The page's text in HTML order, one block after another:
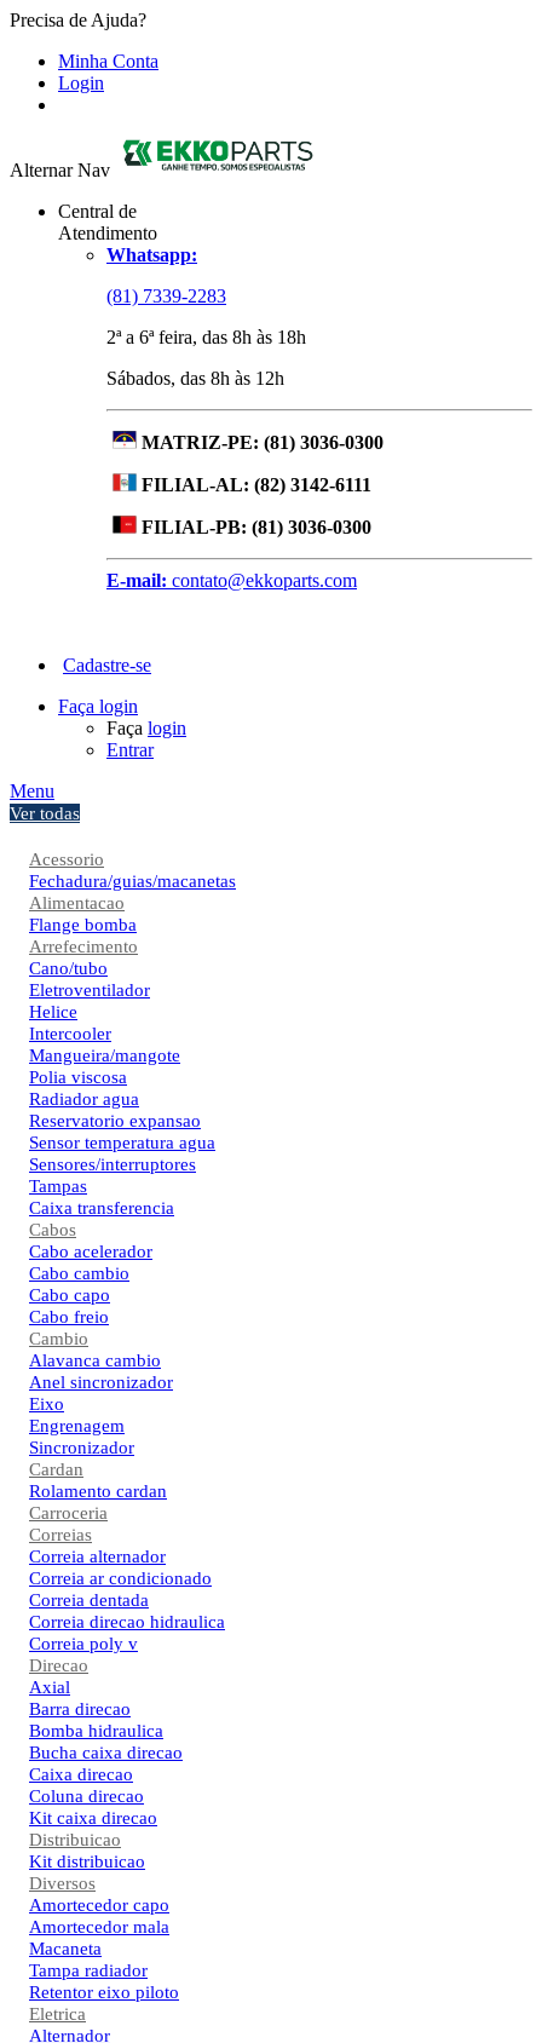
Precisa de Ajuda?
Minha Conta
Login
Alternar Nav
Central de
Atendimento
Whatsapp:
(81) 7339-2283
2ª a 6ª feira, das 8h às 18h
Sábados, das 8h às 12h
MATRIZ-PE: (81) 3036-0300
FILIAL-AL: (82) 3142-6111
FILIAL-PB: (81) 3036-0300
E-mail: contato@ekkoparts.com
Cadastre-se
Faça login
Faça login
Entrar
Menu
Ver todas
Acessorio
Fechadura/guias/macanetas
Alimentacao
Flange bomba
Arrefecimento
Cano/tubo
Eletroventilador
Helice
Intercooler
Mangueira/mangote
Polia viscosa
Radiador agua
Reservatorio expansao
Sensor temperatura agua
Sensores/interruptores
Tampas
Caixa transferencia
Cabos
Cabo acelerador
Cabo cambio
Cabo capo
Cabo freio
Cambio
Alavanca cambio
Anel sincronizador
Eixo
Engrenagem
Sincronizador
Cardan
Rolamento cardan
Carroceria
Correias
Correia alternador
Correia ar condicionado
Correia dentada
Correia direcao hidraulica
Correia poly v
Direcao
Axial
Barra direcao
Bomba hidraulica
Bucha caixa direcao
Caixa direcao
Coluna direcao
Kit caixa direcao
Distribuicao
Kit distribuicao
Diversos
Amortecedor capo
Amortecedor mala
Macaneta
Tampa radiador
Retentor eixo piloto
Eletrica
Alternador